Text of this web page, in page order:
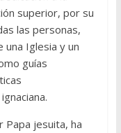
superior, por su
las personas,
una Iglesia y un
guías
Papa jesuita, ha